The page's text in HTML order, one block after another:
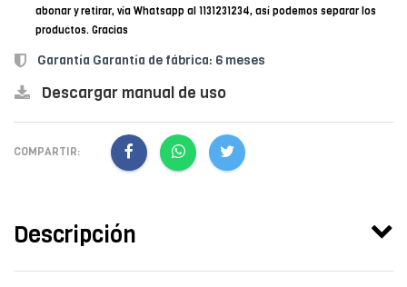
abonar y retirar, vía Whatsapp al 1131231234, así podemos separar los
productos. Gracias
Garantía Garantía de fábrica: 6 meses
Descargar manual de uso
COMPARTIR:
Descripción